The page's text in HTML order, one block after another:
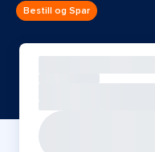
Bestill og Spar